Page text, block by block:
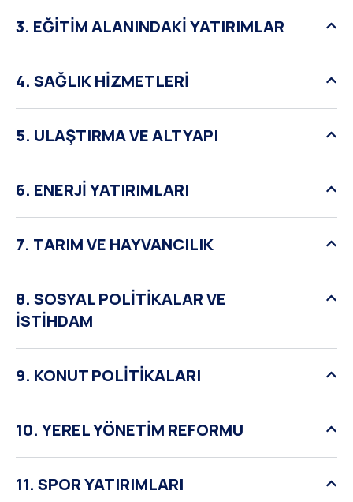
3. EĞİTİM ALANINDAKİ YATIRIMLAR
4. SAĞLIK HİZMETLERİ
5. ULAŞTIRMA VE ALTYAPI
6. ENERJİ YATIRIMLARI
7. TARIM VE HAYVANCILIK
8. SOSYAL POLİTİKALAR VE
İSTİHDAM
9. KONUT POLİTİKALARI
10. YEREL YÖNETİM REFORMU
11. SPOR YATIRIMLARI